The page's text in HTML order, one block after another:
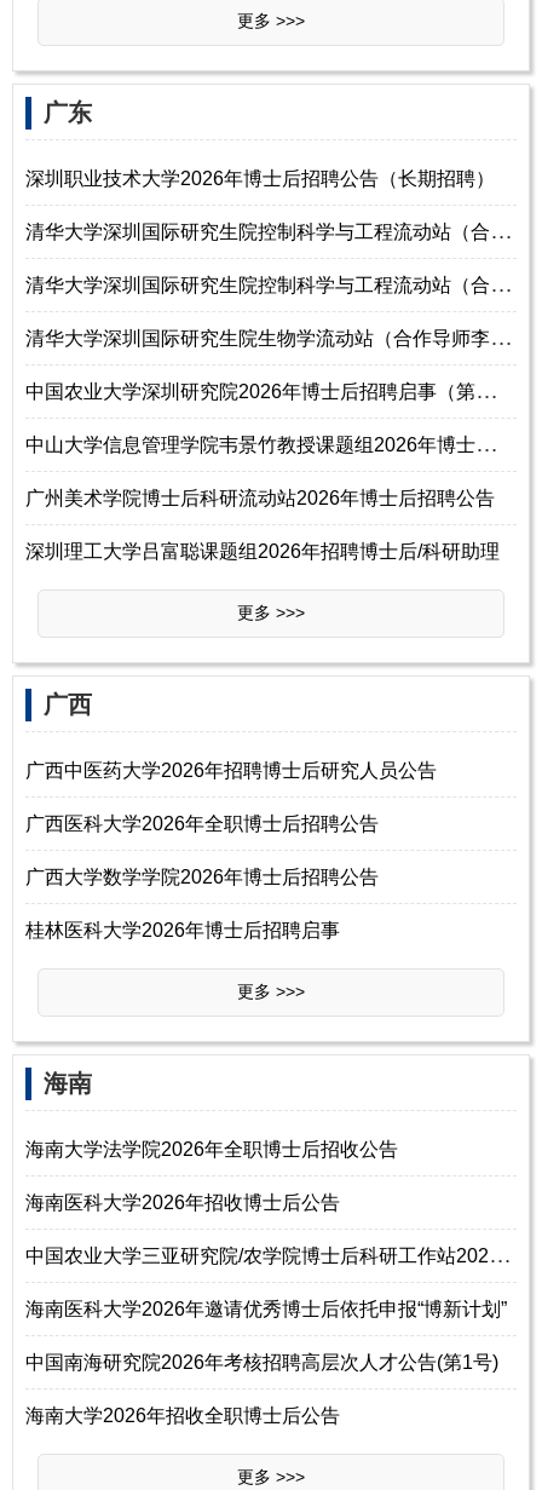
更多 >>>
‌‌广东
深圳职业技术大学2026年博士后招聘公告（长期招聘）
清
华大学深圳国际研究生院控制科学与工程流动站（合作导师陈博奎）2026年博
清
华大学深圳国际研究生院控制科学与工程流动站（合作导师王学谦）2026年博
清
华大学深圳国际研究生院生物学流动站（合作导师李斐然）2026年博士后招聘
中
国农业大学深圳研究院2026年博士后招聘启事（第二批）
中
山大学信息管理学院韦景竹教授课题组2026年博士后招聘
广州美术学院博士后科研流动站2026年博士后招聘公告
深圳理工大学吕富聪课题组2026年招聘博士后/科研助理
更多 >>>
‌‌广西
广西中医药大学2026年招聘博士后研究人员公告
广西医科大学2026年全职博士后招聘公告
广西大学数学学院2026年博士后招聘公告
桂林医科大学2026年博士后招聘启事
更多 >>>
‌‌海南
海南大学法学院2026年全职博士后招收公告
海南医科大学2026年招收博士后公告
中
国农业大学三亚研究院/农学院博士后科研工作站2026年联合招聘博士后启事
海南医科大学2026年邀请优秀博士后依托申报“博新计划”
中国南海研究院2026年考核招聘高层次人才公告(第1号)
海南大学2026年招收全职博士后公告
更多 >>>